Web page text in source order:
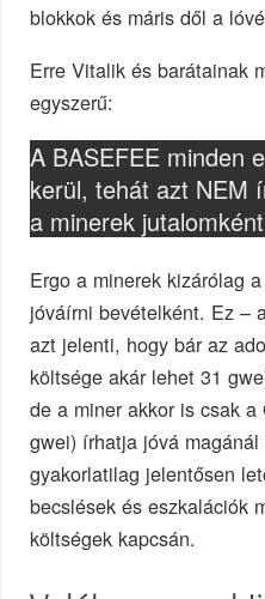
blokkok és máris dől a
Erre Vitalik és barátainak
egyszerű:
A BASEFEE minden
kerül, tehát azt NEM
a minerek
Ergo a minerek kizárólag
jóváírni bevételként. Ez –
azt jelenti, hogy bár az
költsége akár lehet 31
de a miner akkor is csak
gwei) írhatja jóvá
gyakorlatilag jelentősen
becslések és eszkalációk
költségek kapcsán.